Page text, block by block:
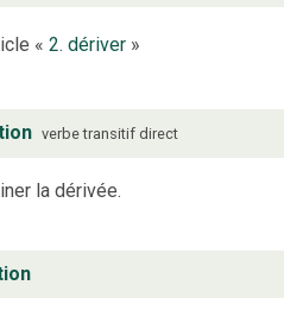
« 2. dériver»
verbe transitif direct
la dérivée.